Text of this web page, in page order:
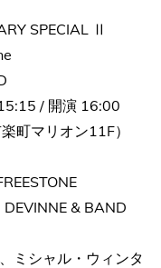
SPECIAL Ⅱ
/ 開演 16:00
町マリオン11F）
& BAND
ミシャル・ウィンタ